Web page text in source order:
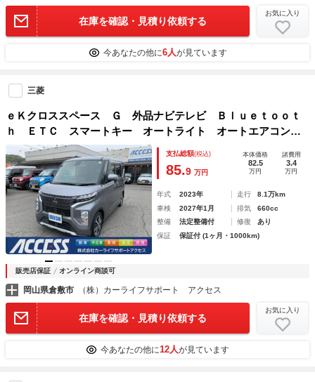
在庫を確認・見積り依頼する
お気に入り
今あなたの他に6人が見ています
三菱
ｅＫクロススペース Ｇ 外品ナビテレビ Ｂｌｕｅｔｏｏｔ
ｈ ＥＴＣ スマートキー オートライト オートエアコン
シートヒーター 左側パワースライドドア ＬＥＤヘッドライ
ト マイルドハイブリッド タイミングチェーンエンジン
支払総額(税込)
85.9 万円
本体価格
82.5
万円
諸費用
3.4
万円
年式 2023年 走行
8.1万km
車検
2027年1月 排気
660cc
整備
法定整備付 修復
あり
保証
保証付 (1ヶ月・1000km)
販売店保証 オンライン商談可
岡山県倉敷市 （株）カーライフサポート アクセス
在庫を確認・見積り依頼する
お気に入り
今あなたの他に12人が見ています